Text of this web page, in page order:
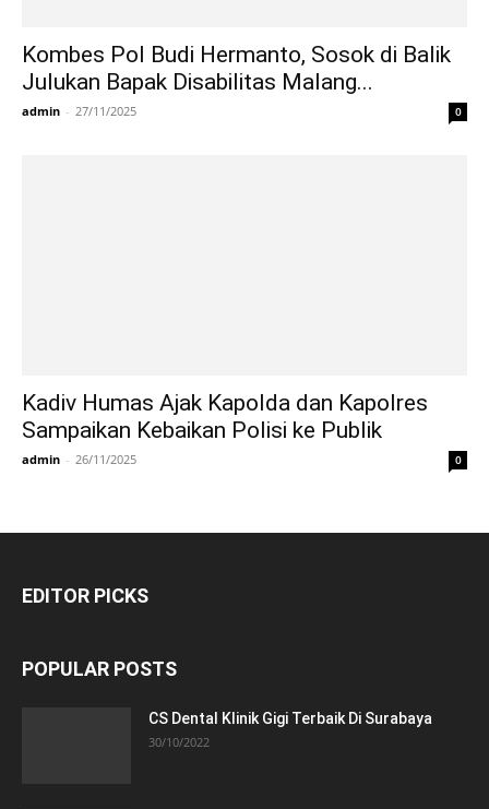
Kombes Pol Budi Hermanto, Sosok di Balik
Julukan Bapak Disabilitas Malang...
admin - 27/11/2025 0
Kadiv Humas Ajak Kapolda dan Kapolres
Sampaikan Kebaikan Polisi ke Publik
admin - 26/11/2025 0
EDITOR PICKS
POPULAR POSTS
CS Dental Klinik Gigi Terbaik Di Surabaya
30/10/2022